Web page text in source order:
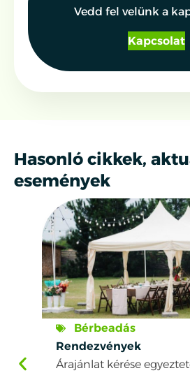
Vedd fel velünk a
Kapcsolat
Hasonló cikkek,
események
Bérbeadás
Rendezvények
Árajánlat kérése